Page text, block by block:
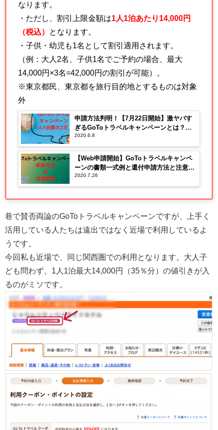
なります。
・ただし、割引上限金額は1人1泊あたり14,000円
（税込）
となります。
・子供・幼児も1名として割引適用されます。
（例：大人2名、子供1名でご予約の場合、最大
14,000円×3名=42,000円の割引が可能）。
※東京都民、東京都を旅行目的地とするものは対象
外
申請方法判明！【7月22日開始】激ヤバす
ぎるGoToトラベルキャンペーンとは？裏
技発見！？4人家族で2泊なら16万円分補
助！
2020.6.8
【Web申請開始】GoToトラベルキャンペ
ーンの書類一式例と還付申請方法と注意点
を解説
2020.7.26
巷で賛否両論のGoToトラベルキャンペーンですが、上手く
活用している人たちは遠出ではなく近場で利用しているよ
うです。
今回私も近場で、同じ関西圏での利用となります。大人子
ども問わず、1人1泊最大14,000円（35％分）の値引きが入
るのがミソです。